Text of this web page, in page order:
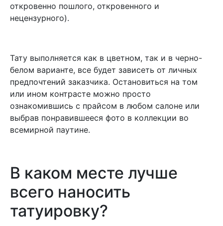
откровенно пошлого, откровенного и
нецензурного).
Тату выполняется как в цветном, так и в черно-
белом варианте, все будет зависеть от личных
предпочтений заказчика. Остановиться на том
или ином контрасте можно просто
ознакомившись с прайсом в любом салоне или
выбрав понравившееся фото в коллекции во
всемирной паутине.
В каком месте лучше
всего наносить
татуировку?